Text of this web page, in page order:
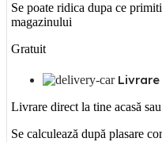
Se poate ridica dupa ce
magazinului
Gratuit
Livrare direct la tine acasă
Se calculează după plasare